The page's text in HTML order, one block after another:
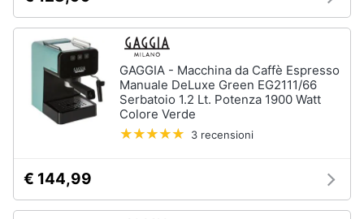
Esci
incasso
Vedi
Aspirapolvere
GAGGIA - Macchina da Caffè Espresso
Manuale DeLuxe Green EG2111/66
Serbatoio 1.2 Lt. Potenza 1900 Watt
Colore Verde
3 recensioni
€ 144,99